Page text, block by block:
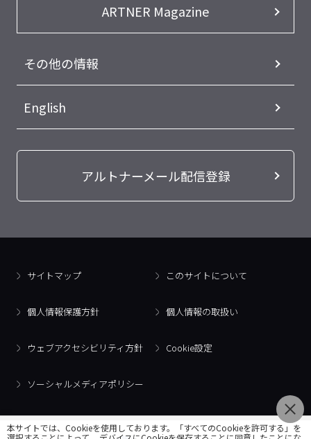
ARTNER Magazine
その他の情報
English
アルトナーメール配信登録
サイトマップ このサイトについて
個人情報保護方針 個人情報の取扱い
ウェブアクセシビリティ方針 Cookie設定
ソーシャルメディアポリシー
本サイトでは、Cookieを使用しております。「すべてのCookieを許可する」を